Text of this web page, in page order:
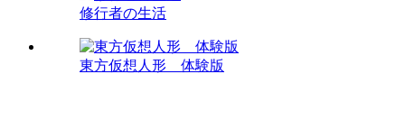
修行者の生活
東方仮想人形 体験版